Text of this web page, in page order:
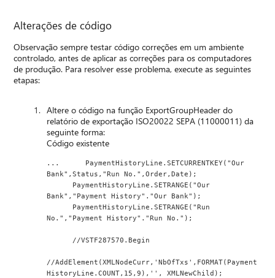
Alterações de código
Observação sempre testar código correções em um ambiente
controlado, antes de aplicar as correções para os computadores
de produção. Para resolver esse problema, execute as seguintes
etapas:
Altere o código na função ExportGroupHeader do
relatório de exportação ISO20022 SEPA (11000011) da
seguinte forma:
Código existente
...      PaymentHistoryLine.SETCURRENTKEY("Our
Bank",Status,"Run No.",Order,Date);
Bank","Payment History"."Our Bank");
No.","Payment History"."Run No.");
      //VSTF287570.Begin
//AddElement(XMLNodeCurr,'NbOfTxs',FORMAT(Payment
HistoryLine.COUNT,15,9),'', XMLNewChild);